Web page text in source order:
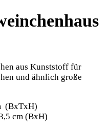
aus Kunststoff für
und ähnlich große
(BxTxH)
cm (BxH)